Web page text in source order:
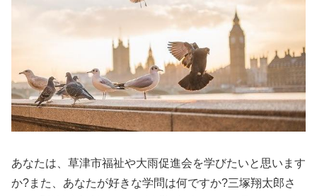
あなたは、草津市福祉や大雨促進会を学びたいと思います
か?また、あなたが好きな学問は何ですか?三塚翔太郎さ